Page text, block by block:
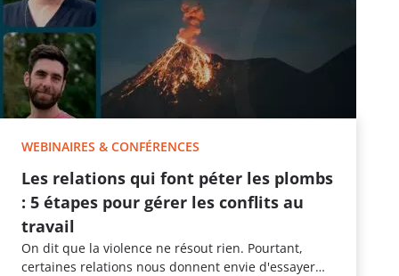
WEBINAIRES & CONFÉRENCES
Les relations qui font péter les plombs
: 5 étapes pour gérer les conflits au
travail
On dit que la violence ne résout rien. Pourtant,
certaines relations nous donnent envie d'essayer…